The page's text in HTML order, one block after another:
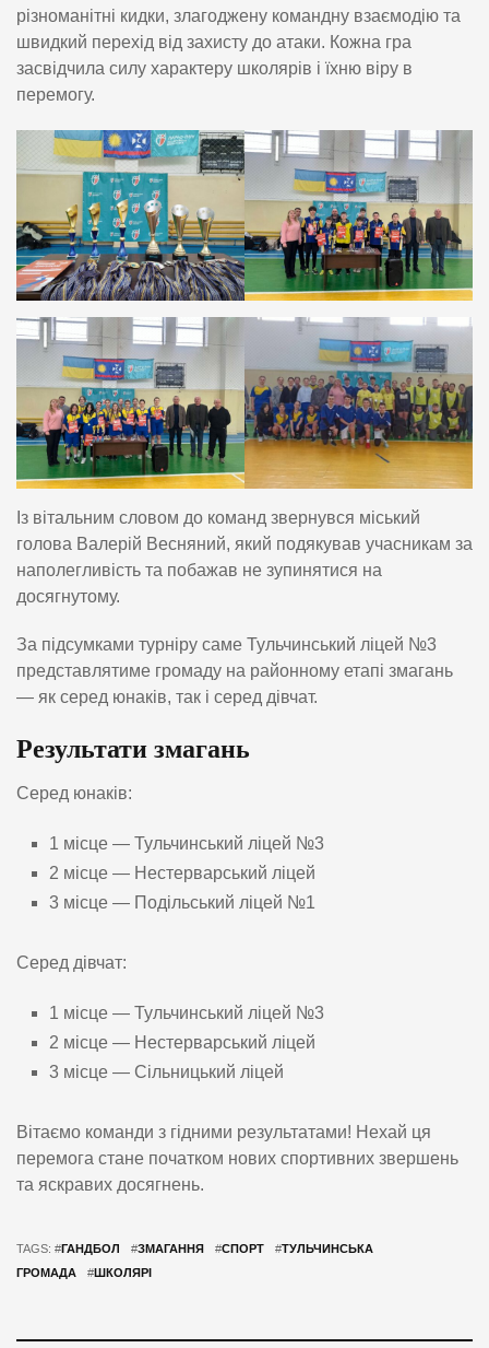
різноманітні кидки, злагоджену командну взаємодію та
швидкий перехід від захисту до атаки. Кожна гра
засвідчила силу характеру школярів і їхню віру в
перемогу.
Із вітальним словом до команд звернувся міський
голова Валерій Весняний, який подякував учасникам за
наполегливість та побажав не зупинятися на
досягнутому.
За підсумками турніру саме Тульчинський ліцей №3
представлятиме громаду на районному етапі змагань
— як серед юнаків, так і серед дівчат.
Результати змагань
Серед юнаків:
1 місце — Тульчинський ліцей №3
2 місце — Нестерварський ліцей
3 місце — Подільський ліцей №1
Серед дівчат:
1 місце — Тульчинський ліцей №3
2 місце — Нестерварський ліцей
3 місце — Сільницький ліцей
Вітаємо команди з гідними результатами! Нехай ця
перемога стане початком нових спортивних звершень
та яскравих досягнень.
TAGS: #ГАНДБОЛ #ЗМАГАННЯ #СПОРТ #ТУЛЬЧИНСЬКА
ГРОМАДА
#ШКОЛЯРІ